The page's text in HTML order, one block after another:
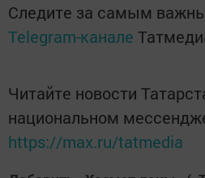
Следите за самым
Telegram-канале
Читайте новости
национальном
https://max.ru/tatmedia